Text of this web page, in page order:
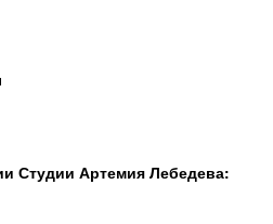
Студии Артемия Лебедева: